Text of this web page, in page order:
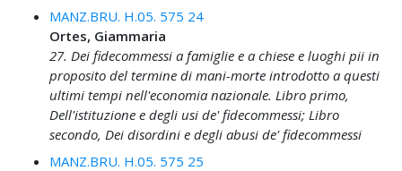
MANZ.BRU. H.05. 575 24
Ortes, Giammaria
27. Dei fidecommessi a famiglie e a chiese e luoghi pii in
proposito del termine di mani-morte introdotto a questi
ultimi tempi nell'economia nazionale. Libro primo,
Dell'istituzione e degli usi de' fidecommessi; Libro
secondo, Dei disordini e degli abusi de' fidecommessi
MANZ.BRU. H.05. 575 25